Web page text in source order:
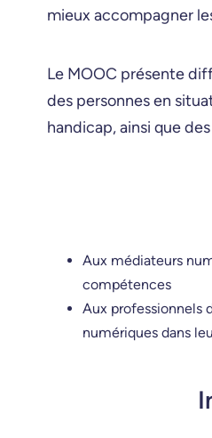
mieux accompagner
Le MOOC présente
des personnes en
handicap, ainsi que
Aux médiateurs
compétences
Aux professionnels
numériques dans